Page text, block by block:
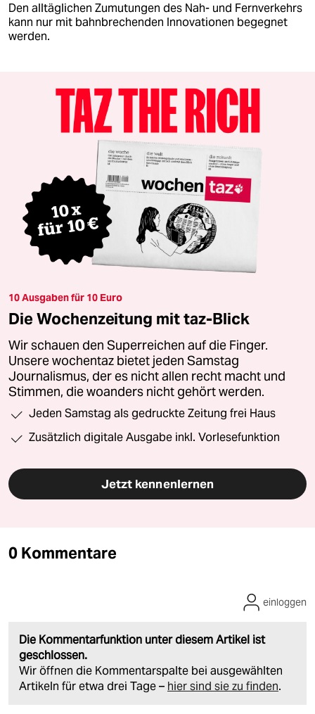
Den alltäglichen Zumutungen des Nah- und Fernverkehrs
kann nur mit bahnbrechenden Innovationen begegnet
werden.
10 Ausgaben für 10 Euro
Die Wochenzeitung mit taz-Blick
Wir schauen den Superreichen auf die Finger.
Unsere wochentaz bietet jeden Samstag
Journalismus, der es nicht allen recht macht und
Stimmen, die woanders nicht gehört werden.
Jeden Samstag als gedruckte Zeitung frei Haus
Zusätzlich digitale Ausgabe inkl. Vorlesefunktion
Jetzt kennenlernen
0 Kommentare
Die Kommentarfunktion unter diesem Artikel ist
geschlossen.
Wir öffnen die Kommentarspalte bei ausgewählten
Artikeln für etwa drei Tage – hier sind sie zu finden.
einloggen